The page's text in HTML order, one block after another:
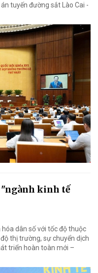
tuyến đường sắt Lào Cai -
"ngành kinh tế
dân số với tốc độ thuộc
thị trường, sự chuyển dịch
triển hoàn toàn mới –